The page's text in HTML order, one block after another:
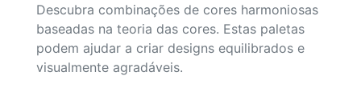
Descubra combinações de cores harmoniosas
baseadas na teoria das cores. Estas paletas
podem ajudar a criar designs equilibrados e
visualmente agradáveis.